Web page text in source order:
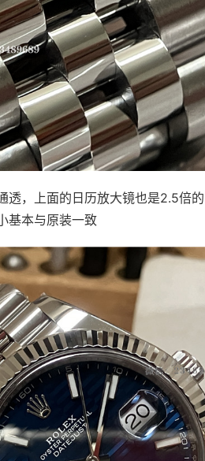
透，上面的日历放大镜也是2.5倍
基本与原装一致